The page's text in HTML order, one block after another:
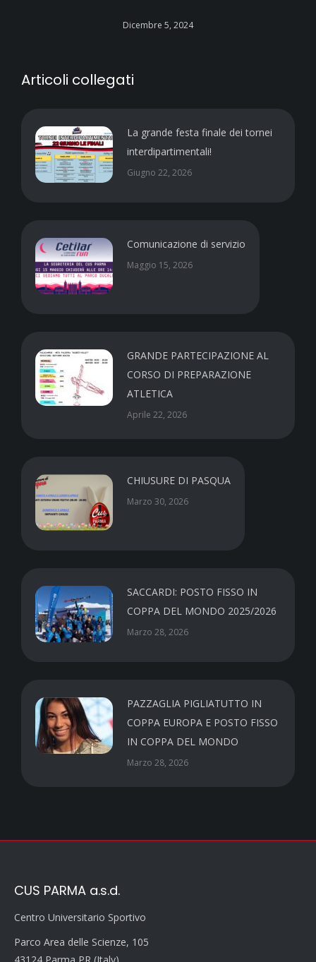
Dicembre 5, 2024
Articoli collegati
La grande festa finale dei tornei
interdipartimentali!
Giugno 22, 2026
Comunicazione di servizio
Maggio 15, 2026
GRANDE PARTECIPAZIONE AL
CORSO DI PREPARAZIONE
ATLETICA
Aprile 22, 2026
CHIUSURE DI PASQUA
Marzo 30, 2026
SACCARDI: POSTO FISSO IN
COPPA DEL MONDO 2025/2026
Marzo 28, 2026
PAZZAGLIA PIGLIATUTTO IN
COPPA EUROPA E POSTO FISSO
IN COPPA DEL MONDO
Marzo 28, 2026
CUS PARMA a.s.d.
Centro Universitario Sportivo
Parco Area delle Scienze, 105